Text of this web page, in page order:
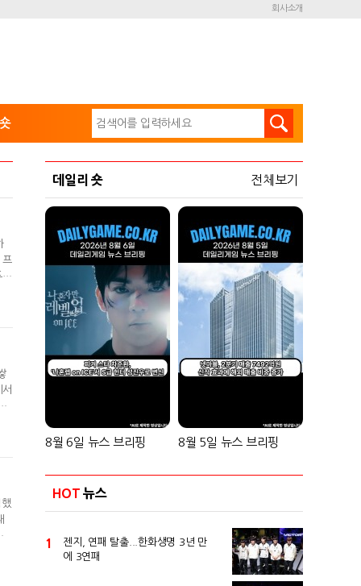
회사소개
프
데일리 숏 전체보기
8월 6일 뉴스 브리핑 8월 5일 뉴스 브리핑
HOT 뉴스
1
젠지, 연패 탈출...한화생명 3년 만
에 3연패